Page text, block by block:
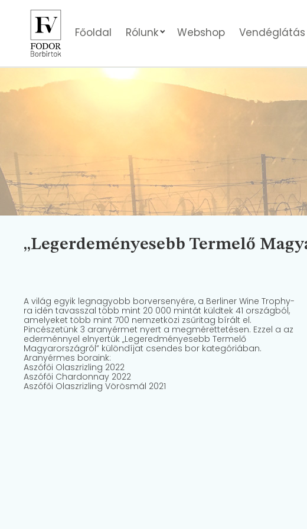
Főoldal Rólunk Webshop Vendéglátás
„Legerdeményesebb Termelő
A világ egyik legnagyobb borversenyére, a Berliner Wine Trophy-
ra idén tavasszal több mint 20 000 mintát küldtek 41 országból,
amelyeket több mint 700 nemzetközi zsűritag bírált el.
Pincészetünk 3 aranyérmet nyert a megmérettetésen. Ezzel a az
ederménnyel elnyertük „Legeredményesebb Termelő
Magyarországról” különdíjat csendes bor kategóriában.
Aranyérmes boraink:
Aszófői Olaszrizling 2022
Aszófői Chardonnay 2022
Aszófői Olaszrizling Vörösmál 2021